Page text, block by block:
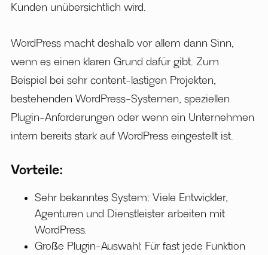
Kunden unübersichtlich wird.
WordPress macht deshalb vor allem dann Sinn,
wenn es einen klaren Grund dafür gibt. Zum
Beispiel bei sehr content-lastigen Projekten,
bestehenden WordPress-Systemen, speziellen
Plugin-Anforderungen oder wenn ein Unternehmen
intern bereits stark auf WordPress eingestellt ist.
Vorteile:
Sehr bekanntes System: Viele Entwickler,
Agenturen und Dienstleister arbeiten mit
WordPress.
Große Plugin-Auswahl: Für fast jede Funktion